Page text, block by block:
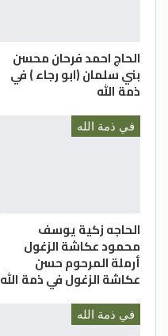
الحاج احمد فرحان محسن
بني سلمان (ابو رجاء ) في
ذمة الله
في ذمة الله
الحاجه زكية يوسف
محمود عكاشة الزغول
أرملة المرحوم حسن
عكاشة الزغول في ذمة الله
في ذمة الله